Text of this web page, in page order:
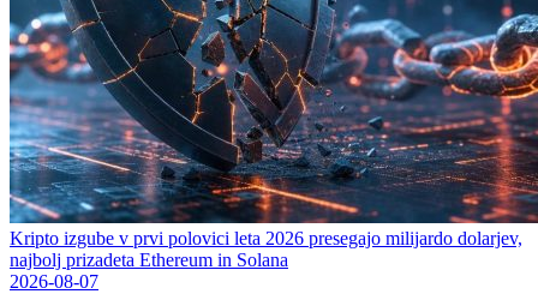
Kripto izgube v prvi polovici leta 2026 presegajo milijardo dolarjev,
najbolj prizadeta Ethereum in Solana
2026-08-07